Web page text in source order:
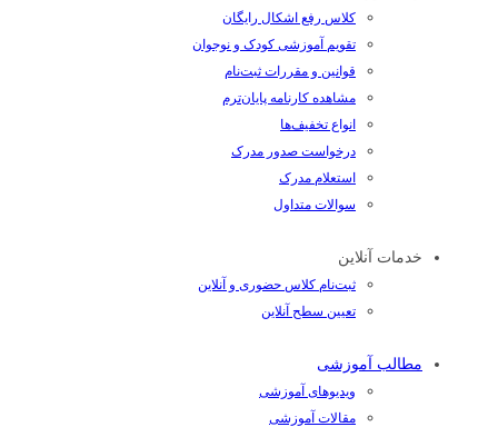
کلاس رفع اشکال رایگان
تقویم آموزشی کودک و نوجوان
قوانین و مقررات ثبت‌نام
مشاهده کارنامه پایان‌ترم
انواع تخفیف‌ها
درخواست صدور مدرک
استعلام مدرک
سوالات متداول
خدمات آنلاین
ثبت‌نام کلاس حضوری و آنلاین
تعیین سطح آنلاین
مطالب آموزشی
ویدیوهای آموزشی
مقالات آموزشی